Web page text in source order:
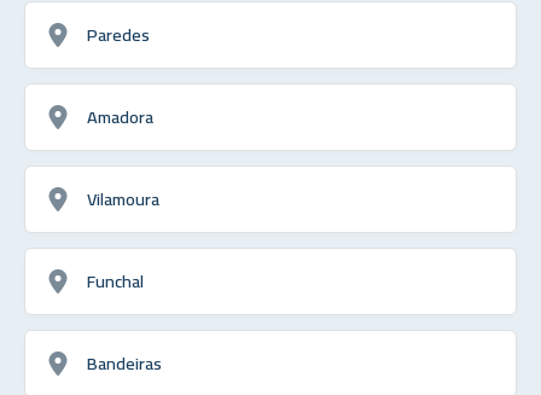
Paredes
Amadora
Vilamoura
Funchal
Bandeiras